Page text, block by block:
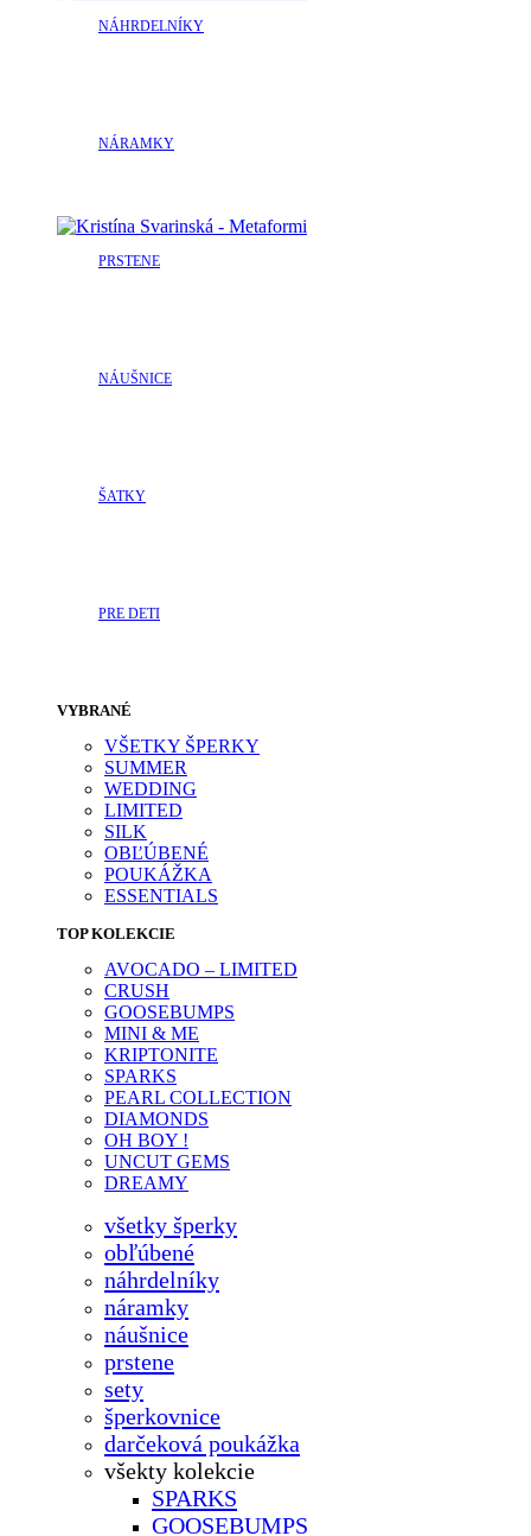
NÁHRDELNÍKY
NÁRAMKY
PRSTENE
NÁUŠNICE
ŠATKY
PRE DETI
VYBRANÉ
VŠETKY ŠPERKY
SUMMER
WEDDING
LIMITED
SILK
OBĽÚBENÉ
POUKÁŽKA
ESSENTIALS
TOP KOLEKCIE
AVOCADO – LIMITED
CRUSH
GOOSEBUMPS
MINI & ME
KRIPTONITE
SPARKS
PEARL COLLECTION
DIAMONDS
OH BOY !
UNCUT GEMS
DREAMY
všetky šperky
obľúbené
náhrdelníky
náramky
náušnice
prstene
sety
šperkovnice
darčeková poukážka
všekty kolekcie
SPARKS
GOOSEBUMPS